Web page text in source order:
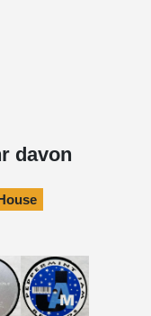
davon